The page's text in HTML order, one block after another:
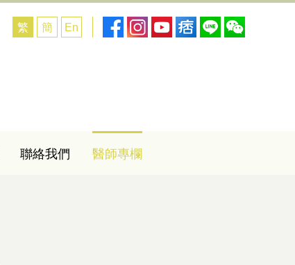
聯絡我們 醫師專欄
繁 簡 En